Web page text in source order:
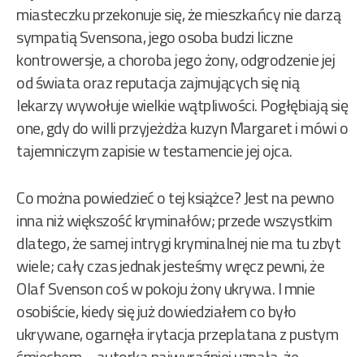
miasteczku przekonuje się, że mieszkańcy nie darzą
sympatią Svensona, jego osoba budzi liczne
kontrowersje, a choroba jego żony, odgrodzenie jej
od świata oraz reputacja zajmujących się nią
lekarzy wywołuje wielkie wątpliwości. Pogłębiają się
one, gdy do willi przyjeżdża kuzyn Margaret i mówi o
tajemniczym zapisie w testamencie jej ojca.
Co można powiedzieć o tej książce? Jest na pewno
inna niż większość kryminałów; przede wszystkim
dlatego, że samej intrygi kryminalnej nie ma tu zbyt
wiele; cały czas jednak jesteśmy wręcz pewni, że
Olaf Svenson coś w pokoju żony ukrywa. I mnie
osobiście, kiedy się już dowiedziałem co było
ukrywane, ogarnęła irytacja przeplatana z pustym